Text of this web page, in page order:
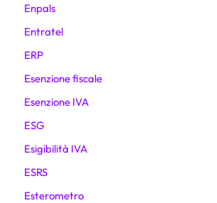
Enpals
Entratel
ERP
Esenzione fiscale
Esenzione IVA
ESG
Esigibilità IVA
ESRS
Esterometro